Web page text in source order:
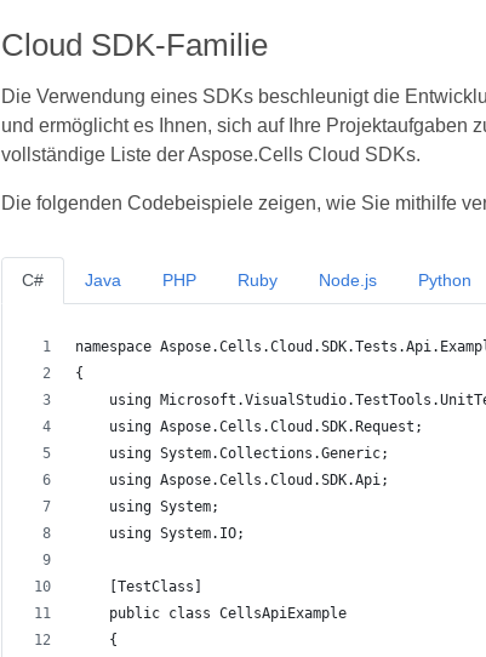
Cloud SDK-Familie
Die Verwendung eines SDKs beschleunigt die
und ermöglicht es Ihnen, sich auf Ihre Projektaufgaben
vollständige Liste der Aspose.Cells Cloud SDKs.
Die folgenden Codebeispiele zeigen, wie Sie mithilfe
C#
namespace
{
using
    using Aspose.Cells.Cloud.SDK.Request;
    using System.Collections.Generic;
    using Aspose.Cells.Cloud.SDK.Api;
    using System;
    using System.IO;
    [TestClass]
    public class CellsApiExample
    {
Java PHP Ruby Node.js Python